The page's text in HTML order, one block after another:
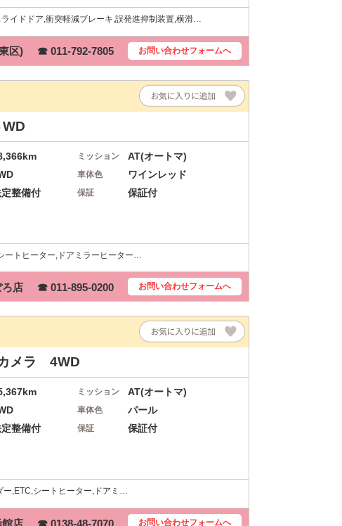
イドドア,衝突軽減ブレーキ,誤発進抑制装置,横滑…
区) ☎ 011-792-7805 お問い合わせフォームへ
ミッション AT(オートマ)
車体色 ワインレッド
整備付 保証 保証付
ートヒーター,ドアミラーヒーター…
ろ店 ☎ 011-895-0200 お問い合わせフォームへ
メラ 4WD
ミッション AT(オートマ)
車体色 パール
整備付 保証 保証付
ー,ETC,シートヒーター,ドアミ…
館店 ☎ 0138-48-7070 お問い合わせフォームへ